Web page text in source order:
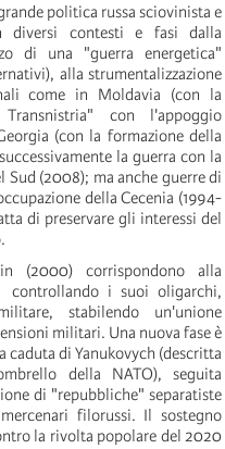
politica russa sciovinista e
diversi contesti e fasi dalla
di una "guerra energetica"
alla strumentalizzazione
come in Moldavia (con la
con l'appoggio
(con la formazione della
la guerra con la
(2008); ma anche guerre di
della Cecenia (1994-
di preservare gli interessi del
(2000) corrispondono alla
i suoi oligarchi,
stabilendo un'unione
militari. Una nuova fase è
caduta di Yanukovych (descritta
della NATO), seguita
di "repubbliche" separatiste
filorussi. Il sostegno
la rivolta popolare del 2020